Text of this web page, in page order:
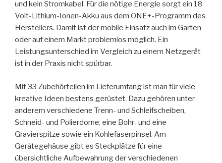
und kein Stromkabel. Für die nötige Energie sorgt ein 18
Volt-Lithium-Ionen-Akku aus dem ONE+-Programm des
Herstellers. Damit ist der mobile Einsatz auch im Garten
oder auf einem Markt problemlos möglich. Ein
Leistungsunterschied im Vergleich zu einem Netzgerät
ist in der Praxis nicht spürbar.
Mit 33 Zubehörteilen im Lieferumfang ist man für viele
kreative Ideen bestens gerüstet. Dazu gehören unter
anderem verschiedene Trenn- und Schleifscheiben,
Schneid- und Polierdorne, eine Bohr- und eine
Gravierspitze sowie ein Kohlefaserpinsel. Am
Gerätegehäuse gibt es Steckplätze für eine
übersichtliche Aufbewahrung der verschiedenen